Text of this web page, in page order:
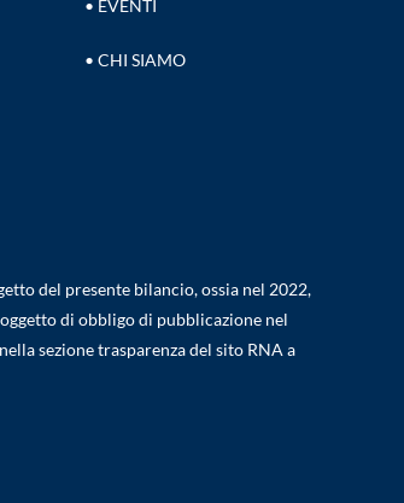
• EVENTI
• CHI SIAMO
del presente bilancio, ossia nel 2022,
di obbligo di pubblicazione nel
sezione trasparenza del sito RNA a